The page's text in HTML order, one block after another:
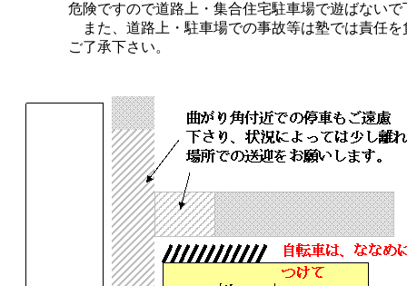
危険ですので道路上・集合住宅駐車場で遊ばないで
また、道路上・駐車場での事故等は塾では責任を
ご了承下さい。